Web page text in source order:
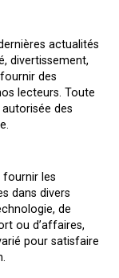
actualités
divertissement,
des
lecteurs. Toute
des
fournir les
dans divers
de
ou d’affaires,
pour satisfaire